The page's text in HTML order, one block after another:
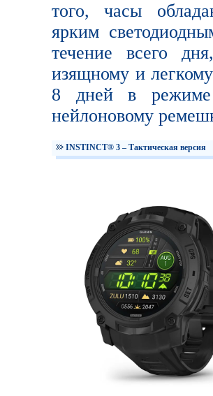
того, часы
ярким
течение всего
изящному и
8 дней в режиме
нейлоновому
INSTINCT® 3 – Тактическая версия